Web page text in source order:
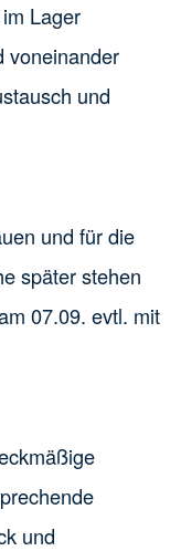
Lager
voneinander
und
und für die
später stehen
07.09. evtl. mit
und